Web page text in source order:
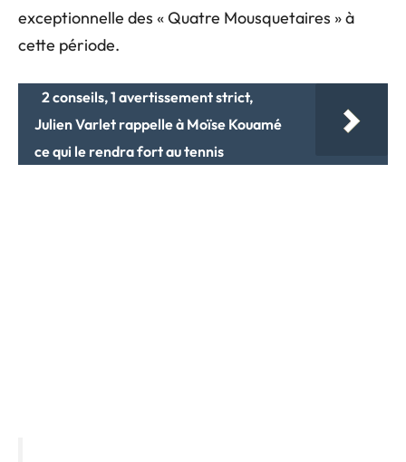
exceptionnelle des « Quatre Mousquetaires » à
cette période.
2 conseils, 1 avertissement strict,
Julien Varlet rappelle à Moïse Kouamé
ce qui le rendra fort au tennis